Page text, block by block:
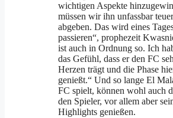
wichtigen Aspekte
müssen wir ihn unfassbar teuer
abgeben. Das wird eines
passieren“, prophezeit
ist auch in Ordnung so. Ich
das Gefühl, dass er den FC
Herzen trägt und die Phase
genießt.“ Und so lange El
FC spielt, können wohl auch
den Spieler, vor allem aber
Highlights genießen.